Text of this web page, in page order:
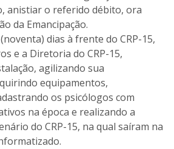
anistiar o referido débito, ora
da Emancipação.
dias à frente do CRP-15,
e a Diretoria do CRP-15,
agilizando sua
equipamentos,
os psicólogos com
na época e realizando a
do CRP-15, na qual saíram na